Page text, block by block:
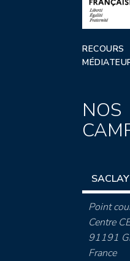
NOS
SACLAY
Point
Centre
91191
France